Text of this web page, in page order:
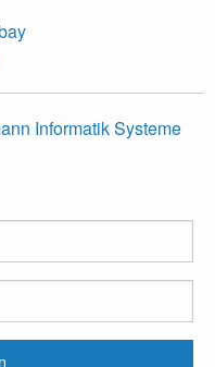
Informatik Systeme